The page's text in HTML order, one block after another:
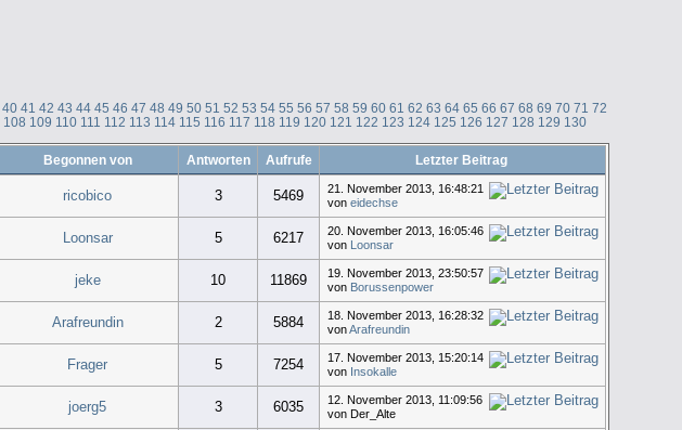
40 41 42 43 44 45 46 47 48 49 50 51 52 53 54 55 56 57 58 59 60 61 62 63 64 65 66 67 68 69 70 71 72
108 109 110 111 112 113 114 115 116 117 118 119 120 121 122 123 124 125 126 127 128 129 130
Begonnen von Antworten Aufrufe Letzter Beitrag
ricobico 3 5469
21. November 2013, 16:48:21
von eidechse
Loonsar 5 6217
20. November 2013, 16:05:46
von Loonsar
jeke 10 11869
19. November 2013, 23:50:57
von Borussenpower
Arafreundin 2 5884
18. November 2013, 16:28:32
vonArafreundin
Frager 5 7254
17. November 2013, 15:20:14
von Insokalle
joerg5 3 6035
12. November 2013, 11:09:56
von Der_Alte